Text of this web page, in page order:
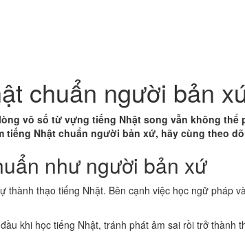
chuẩn người bản
vô số từ vựng tiếng Nhật song vẫn không thể
tiếng Nhật chuẩn người bản xứ, hãy cùng theo
như người bản xứ
thành thạo tiếng Nhật. Bên cạnh việc học ngữ pháp và
khi học tiếng Nhật, tránh phát âm sai rồi trở thành